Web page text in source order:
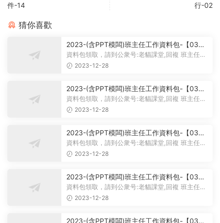
件-14
行-02
猜你喜歡
2023-(含PPT模闆)班主任工作資料包-【03】
主題班會課件PPT-初中主題班會課件-學習雷鋒
主題班會PPT課件-學習雷鋒PPT系列-017
資料包領取，請到公衆号:老貓課堂,回複 班主任。
大家好，今天我給大家帶來...
2023-12-28
2023-(含PPT模闆)班主任工作資料包-【03】
主題班會課件PPT-初中主題班會課件-學習雷鋒
主題班會PPT課件-學習雷鋒PPT系列-016
資料包領取，請到公衆号:老貓課堂,回複 班主任。
大家好，今天我們的班會主...
2023-12-28
2023-(含PPT模闆)班主任工作資料包-【03】
主題班會課件PPT-初中主題班會課件-學習雷鋒
主題班會PPT課件-學習雷鋒PPT系列-015
資料包領取，請到公衆号:老貓課堂,回複 班主任。
【03】班主任工作資料包-...
2023-12-28
2023-(含PPT模闆)班主任工作資料包-【03】
主題班會課件PPT-初中主題班會課件-學習雷鋒
主題班會PPT課件-學習雷鋒PPT系列-014
資料包領取，請到公衆号:老貓課堂,回複 班主任。
【03】初中主題班會課件PP...
2023-12-28
2023-(含PPT模闆)班主任工作資料包-【03】